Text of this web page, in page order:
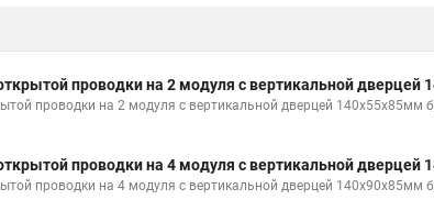
проводки на 2 модуля с вертикальной дверцей
проводки на 2 модуля с вертикальной дверцей 140х55х85мм
проводки на 4 модуля с вертикальной дверцей
проводки на 4 модуля с вертикальной дверцей 140х90х85мм